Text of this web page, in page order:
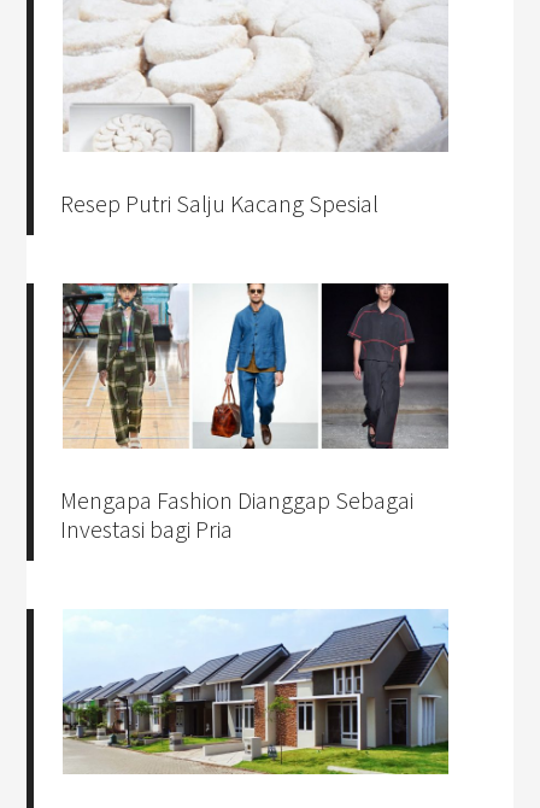
Resep Putri Salju Kacang Spesial
Mengapa Fashion Dianggap Sebagai
Investasi bagi Pria